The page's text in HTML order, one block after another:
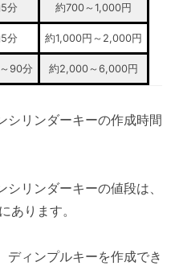
分 約700～1,000円
分 約1,000円～2,000円
90分 約2,000～6,000円
シリンダーキーの作成時間
リンダーキーの値段は、
あります。
ディンプルキーを作成でき